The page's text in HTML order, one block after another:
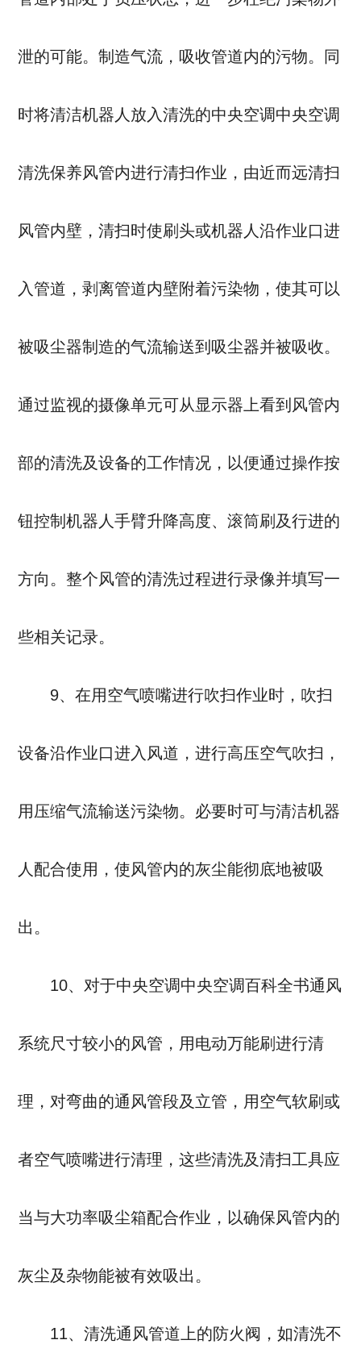
泄的可能。制造气流，吸收管道内的污物。同
时将清洁机器人放入清洗的中央空调中央空调
清洗保养风管内进行清扫作业，由近而远清扫
风管内壁，清扫时使刷头或机器人沿作业口进
入管道，剥离管道内壁附着污染物，使其可以
被吸尘器制造的气流输送到吸尘器并被吸收。
通过监视的摄像单元可从显示器上看到风管内
部的清洗及设备的工作情况，以便通过操作按
钮控制机器人手臂升降高度、滚筒刷及行进的
方向。整个风管的清洗过程进行录像并填写一
些相关记录。
9、在用空气喷嘴进行吹扫作业时，吹扫
设备沿作业口进入风道，进行高压空气吹扫，
用压缩气流输送污染物。必要时可与清洁机器
人配合使用，使风管内的灰尘能彻底地被吸
出。
10、对于中央空调中央空调百科全书通风
系统尺寸较小的风管，用电动万能刷进行清
理，对弯曲的通风管段及立管，用空气软刷或
者空气喷嘴进行清理，这些清洗及清扫工具应
当与大功率吸尘箱配合作业，以确保风管内的
灰尘及杂物能被有效吸出。
11、清洗通风管道上的防火阀，如清洗不